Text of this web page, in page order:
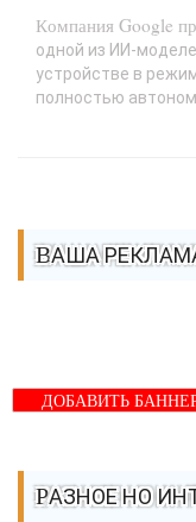
Компания Google
одной из ИИ-
устройстве в
полностью
ВАША
ДОБАВИТЬ
РАЗНОЕ НО